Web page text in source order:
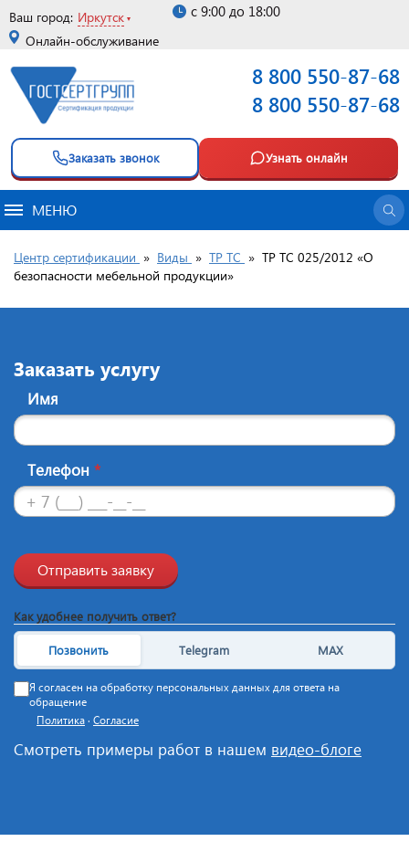
Ваш город: Иркутск
Онлайн-обслуживание
с 9:00 до 18:00
8 800 550-87-68
8 800 550-87-68
Заказать звонок Узнать онлайн
МЕНЮ
Центр сертификации » Виды » ТР ТС » ТР ТС 025/2012 «О
безопасности мебельной продукции»
Заказать услугу
Имя
Телефон *
Отправить заявку
Как удобнее получить ответ?
Позвонить Telegram MAX
Я согласен на обработку персональных данных для ответа на
обращение
Политика · Согласие
Смотреть примеры работ в нашем видео-блоге